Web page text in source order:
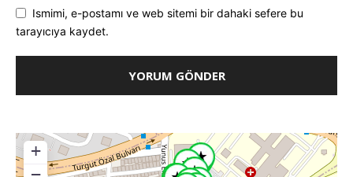
Ismimi, e-postamı ve web sitemi bir dahaki sefere bu
tarayıcıya kaydet.
+